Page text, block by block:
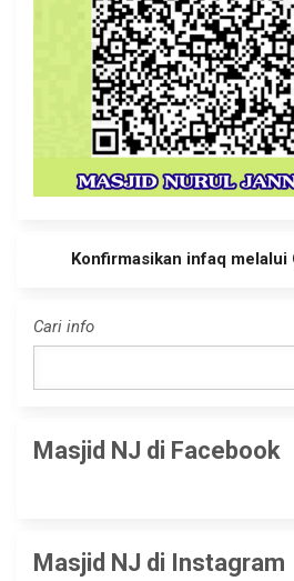
Konfirmasikan infaq melalui
Cari info
Masjid NJ di Facebook
Masjid NJ di Instagram